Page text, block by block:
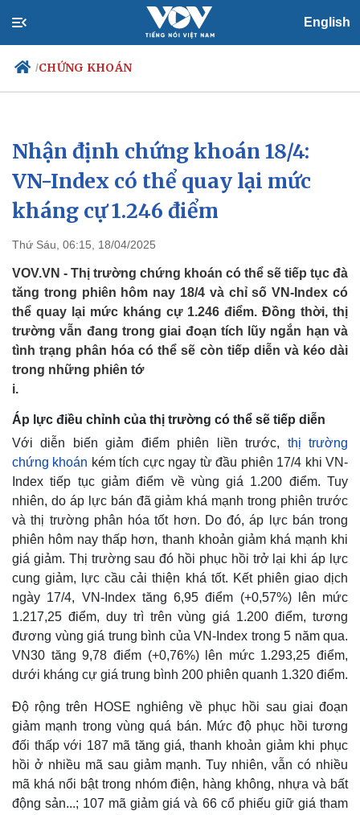
English
/CHỨNG KHOÁN
Chính trị
Đảng
Tổ chức nhân sự
Quốc hội
Nhận diện sự thật
Xã hội
Dự báo thời tiết
Giáo dục
Nhận định chứng khoán 18/4:
VN-Index có thể quay lại mức
kháng cự 1.246 điểm
Thứ Sáu, 06:15, 18/04/2025
VOV.VN - Thị trường chứng khoán có thể sẽ tiếp tục đà
tăng trong phiên hôm nay 18/4 và chỉ số VN-Index có
thể quay lại mức kháng cự 1.246 điểm. Đồng thời, thị
trường vẫn đang trong giai đoạn tích lũy ngắn hạn và
tình trạng phân hóa có thể sẽ còn tiếp diễn và kéo dài
trong những phiên tớ
i.
Áp lực điều chỉnh của thị trường có thể sẽ tiếp diễn
Với diễn biến giảm điểm phiên liền trước, thị trường
chứng khoán kém tích cực ngay từ đầu phiên 17/4 khi VN-
Index tiếp tục giảm điểm về vùng giá 1.200 điểm. Tuy
nhiên, do áp lực bán đã giảm khá mạnh trong phiên trước
và thị trường phân hóa tốt hơn. Do đó, áp lực bán trong
phiên hôm nay thấp hơn, thanh khoản giảm khá mạnh khi
giá giảm. Thị trường sau đó hồi phục hồi trở lại khi áp lực
cung giảm, lực cầu cải thiện khá tốt. Kết phiên giao dịch
ngày 17/4, VN-Index tăng 6,95 điểm (+0,57%) lên mức
1.217,25 điểm, duy trì trên vùng giá 1.200 điểm, tương
đương vùng giá trung bình của VN-Index trong 5 năm qua.
VN30 tăng 9,78 điểm (+0,76%) lên mức 1.293,25 điểm,
dưới kháng cự giá trung bình 200 phiên quanh 1.320 điểm.
Độ rộng trên HOSE nghiêng về phục hồi sau giai đoạn
giảm mạnh trong vùng quá bán. Mức độ phục hồi tương
đối thấp với 187 mã tăng giá, thanh khoản giảm khi phục
hồi ở nhiều mã sau giảm mạnh. Tuy nhiên, vẫn có nhiều
mã khá nổi bật trong nhóm điện, hàng không, nhựa và bất
động sản...; 107 mã giảm giá và 66 cổ phiếu giữ giá tham